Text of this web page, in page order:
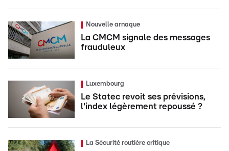
Nouvelle arnaque
La CMCM signale des messages
frauduleux
Luxembourg
Le Statec revoit ses prévisions,
l'index légèrement repoussé ?
La Sécurité routière critique